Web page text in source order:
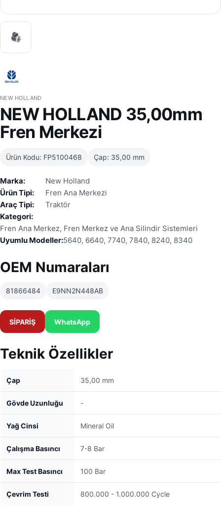
NEW HOLLAND
NEW HOLLAND 35,00mm
Fren Merkezi
Ürün Kodu: FP5100468 Çap: 35,00 mm
Marka:
New Holland
Ürün Tipi:
Fren Ana Merkezi
Araç Tipi:
Traktör
Kategori:
Fren Ana Merkez, Fren Merkez ve Ana Silindir Sistemleri
Uyumlu Modeller:5640, 6640, 7740, 7840, 8240, 8340
OEM Numaraları
81866484 E9NN2N448AB
SİPARİŞ WhatsApp
Teknik Özellikler
Çap 35,00 mm
Gövde Uzunluğu -
Yağ Cinsi Mineral Oil
Çalışma Basıncı 7-8 Bar
Max Test Basıncı 100 Bar
Çevrim Testi 800.000 - 1.000.000 Cycle